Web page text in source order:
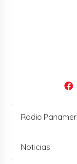
Radio
Noticias